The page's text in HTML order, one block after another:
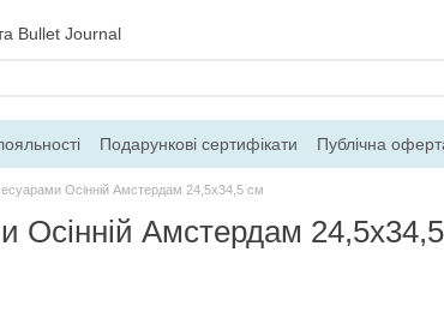
Bullet Journal
Подарункові сертифікати
Публічна
Контакти Про магазин
Осінній Амстердам 24,5х34,5 см
Осінній Амстердам